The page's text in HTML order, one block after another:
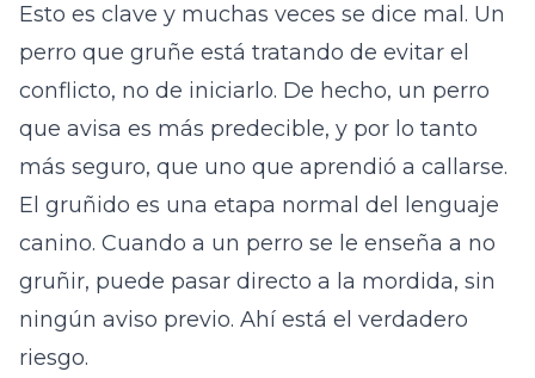
Esto es clave y muchas veces se dice mal. Un
perro que gruñe está tratando de evitar el
conflicto, no de iniciarlo. De hecho, un perro
que avisa es más predecible, y por lo tanto
más seguro, que uno que aprendió a callarse.
El gruñido es una etapa normal del lenguaje
canino. Cuando a un perro se le enseña a no
gruñir, puede pasar directo a la mordida, sin
ningún aviso previo. Ahí está el verdadero
riesgo.